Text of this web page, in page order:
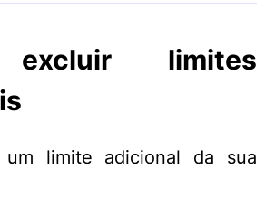
excluir limites
um limite adicional da sua